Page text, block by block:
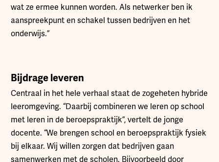
wat ze ermee kunnen worden. Als netwerker ben ik
aanspreekpunt en schakel tussen bedrijven en het
onderwijs.”
Bijdrage leveren
Centraal in het hele verhaal staat de zogeheten hybride
leeromgeving. “Daarbij combineren we leren op school
met leren in de beroepspraktijk”, vertelt de jonge
docente. “We brengen school en beroepspraktijk fysiek
bij elkaar. Wij willen zorgen dat bedrijven gaan
samenwerken met de scholen. Bijvoorbeeld door